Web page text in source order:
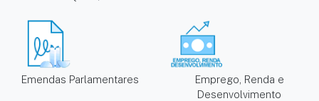
Emendas Parlamentares
Emprego, Renda e
Desenvolvimento